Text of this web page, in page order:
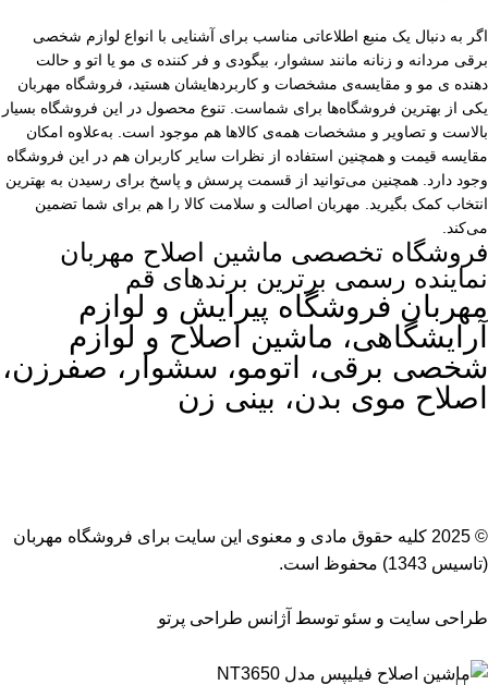
اگر به دنبال یک منبع اطلاعاتی مناسب برای آشنایی با انواع لوازم شخصی
برقی مردانه و زنانه مانند سشوار، بیگودی و فر کننده ی مو یا اتو و حالت
دهنده ی مو و مقایسه‌ی مشخصات و کاربردهایشان هستید، فروشگاه مهربان
یکی از بهترین فروشگاه‌ها برای شماست. تنوع محصول در این فروشگاه بسیار
بالاست و تصاویر و مشخصات همه‌ی کالاها هم موجود است. به‌علاوه امکان
مقایسه قیمت و همچنین استفاده از نظرات سایر کاربران هم در این فروشگاه
وجود دارد. همچنین می‌توانید از قسمت پرسش و پاسخ برای رسیدن به بهترین
انتخاب کمک بگیرید. مهربان اصالت و سلامت کالا را هم برای شما تضمین
می‌کند.
فروشگاه تخصصی ماشین اصلاح مهربان
نماینده رسمی برترین برندهای قم
مهربان فروشگاه پیرایش و لوازم
آرایشگاهی، ماشین اصلاح و لوازم
شخصی برقی، اتومو، سشوار، صفرزن،
اصلاح موی بدن، بینی زن
© 2025 کلیه حقوق مادی و معنوی این سایت برای
فروشگاه مهربان
(تاسیس 1343) محفوظ است.
طراحی سایت و سئو توسط آژانس طراحی پرتو